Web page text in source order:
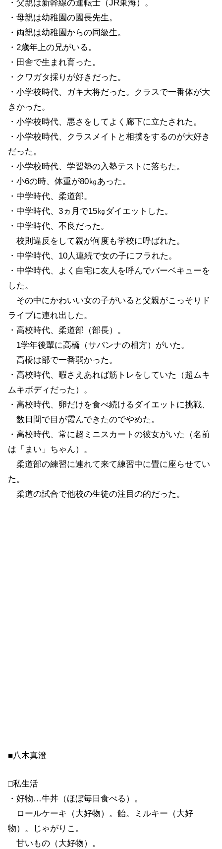
・父親は新幹線の運転士（JR東海）。
・母親は幼稚園の園長先生。
・両親は幼稚園からの同級生。
・2歳年上の兄がいる。
・田舎で生まれ育った。
・クワガタ採りが好きだった。
・小学校時代、ガキ大将だった。クラスで一番体が大
きかった。
・小学校時代、悪さをしてよく廊下に立たされた。
・小学校時代、クラスメイトと相撲をするのが大好き
だった。
・小学校時代、学習塾の入塾テストに落ちた。
・小6の時、体重が80㎏あった。
・中学時代、柔道部。
・中学時代、3ヵ月で15㎏ダイエットした。
・中学時代、不良だった。
校則違反をして親が何度も学校に呼ばれた。
・中学時代、10人連続で女の子にフラれた。
・中学時代、よく自宅に友人を呼んでバーベキューを
した。
その中にかわいい女の子がいると父親がこっそりド
ライブに連れ出した。
・高校時代、柔道部（部長）。
1学年後輩に高橋（サバンナの相方）がいた。
高橋は部で一番弱かった。
・高校時代、暇さえあれば筋トレをしていた（超ムキ
ムキボディだった）。
・高校時代、卵だけを食べ続けるダイエットに挑戦、
数日間で目が霞んできたのでやめた。
・高校時代、常に超ミニスカートの彼女がいた（名前
は「まい」ちゃん）。
柔道部の練習に連れて来て練習中に畳に座らせてい
た。
柔道の試合で他校の生徒の注目の的だった。
■八木真澄
□私生活
・好物…牛丼（ほぼ毎日食べる）。
ロールケーキ（大好物）。飴。ミルキー（大好
物）。じゃがりこ。
甘いもの（大好物）。